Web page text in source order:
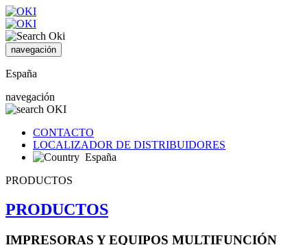
navegación
España
navegación
CONTACTO
LOCALIZADOR DE DISTRIBUIDORES
España
PRODUCTOS
PRODUCTOS
IMPRESORAS Y EQUIPOS MULTIFUNCIÓN